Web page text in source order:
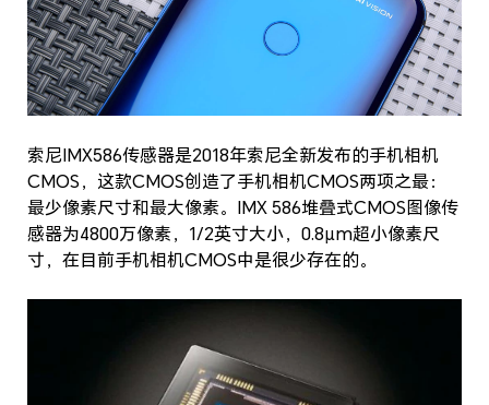
索尼IMX586传感器是2018年索尼全新发布的手机相机
CMOS，这款CMOS创造了手机相机CMOS两项之最：
最少像素尺寸和最大像素。IMX 586堆叠式CMOS图像传
感器为4800万像素，1/2英寸大小，0.8μm超小像素尺
寸，在目前手机相机CMOS中是很少存在的。